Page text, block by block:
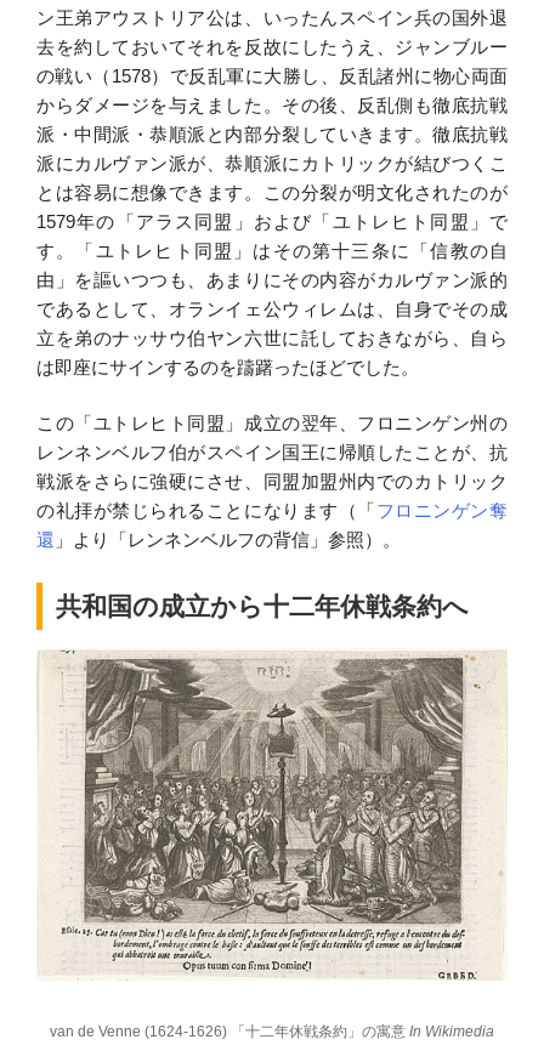
ン王弟アウストリア公は、いったんスペイン兵の国外退
去を約しておいてそれを反故にしたうえ、ジャンブルー
の戦い（1578）で反乱軍に大勝し、反乱諸州に物心両面
からダメージを与えました。その後、反乱側も徹底抗戦
派・中間派・恭順派と内部分裂していきます。徹底抗戦
派にカルヴァン派が、恭順派にカトリックが結びつくこ
とは容易に想像できます。この分裂が明文化されたのが
1579年の「アラス同盟」および「ユトレヒト同盟」で
す。「ユトレヒト同盟」はその第十三条に「信教の自
由」を謳いつつも、あまりにその内容がカルヴァン派的
であるとして、オランイェ公ウィレムは、自身でその成
立を弟のナッサウ伯ヤン六世に託しておきながら、自ら
は即座にサインするのを躊躇ったほどでした。
この「ユトレヒト同盟」成立の翌年、フロニンゲン州の
レンネンベルフ伯がスペイン国王に帰順したことが、抗
戦派をさらに強硬にさせ、同盟加盟州内でのカトリック
の礼拝が禁じられることになります（「 フロニンゲン奪
還 」より「レンネンベルフの背信」参照）。
共和国の成立から十二年休戦条約へ
van de Venne (1624-1626) 「十二年休戦条約」の寓意 In Wikimedia